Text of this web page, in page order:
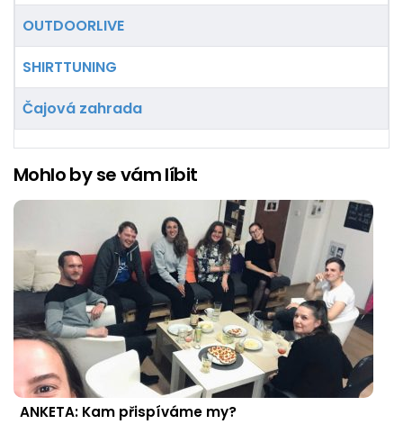
OUTDOORLIVE
SHIRTTUNING
Čajová zahrada
Mohlo by se vám líbit
ANKETA: Kam přispíváme my?